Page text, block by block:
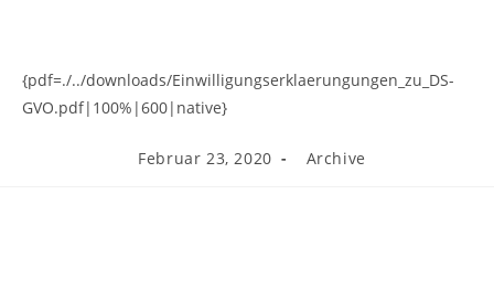
{pdf=./../downloads/Einwilligungserklaerungungen_zu_DS-
GVO.pdf|100%|600|native}
Beitrag
Februar 23, 2020
Beitrags-
Archive